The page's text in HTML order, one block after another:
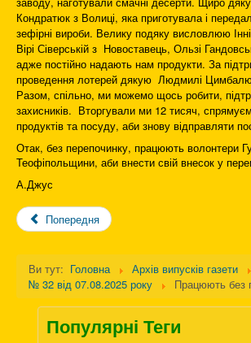
Кондратюк з Волиці, яка приготувала і
зефірні вироби. Велику подяку висловлюю Інні
Вірі Сіверській з Новоставець, Ользі
адже постійно надають нам продукти. За
проведення лотерей дякую Людмилі
Разом, спільно, ми можемо щось робити,
захисників. Вторгували ми 12 тисяч,
продуктів та посуду, аби знову відправляти
Отак, без перепочинку, працюють волонтери
Теофіпольщини, аби внести свій внесок у
А.Джус
Попередня
Ви тут: Головна
Архів випусків газети
№ 32 від 07.08.2025 року
Працюють без
Популярні Теги